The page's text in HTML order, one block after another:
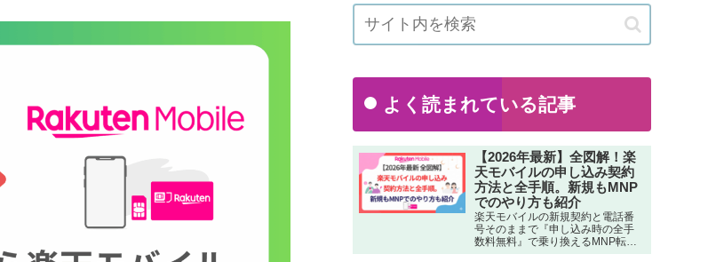
よく読まれている記事
【2026年最新】全図解！楽
天モバイルの申し込み契約
方法と全手順。新規もMNP
でのやり方も紹介
楽天モバイルの新規契約と電話番
号そのままで『申し込み時の全手
数料無料』で乗り換えるMNP転入
での申込みから開通完了までのや